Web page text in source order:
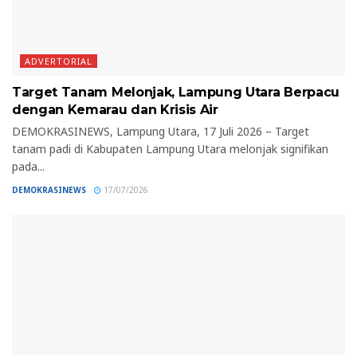
ADVERTORIAL
Target Tanam Melonjak, Lampung Utara Berpacu
dengan Kemarau dan Krisis Air
DEMOKRASINEWS, Lampung Utara, 17 Juli 2026 – Target
tanam padi di Kabupaten Lampung Utara melonjak signifikan
pada...
DEMOKRASINEWS 17/07/2026